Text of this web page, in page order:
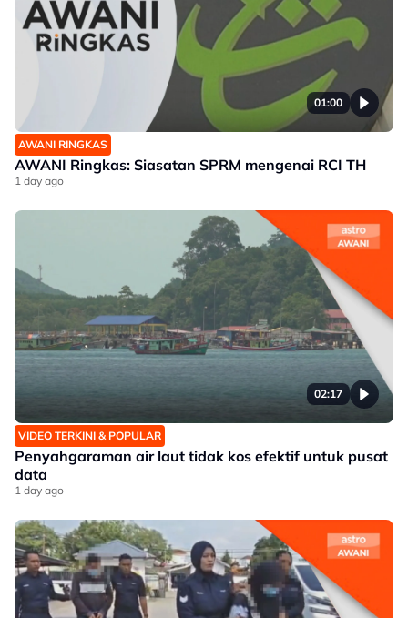
01:00
AWANI RINGKAS
AWANI Ringkas: Siasatan SPRM mengenai RCI TH
1 day ago
02:17
VIDEO TERKINI & POPULAR
Penyahgaraman air laut tidak kos efektif untuk pusat
data
1 day ago